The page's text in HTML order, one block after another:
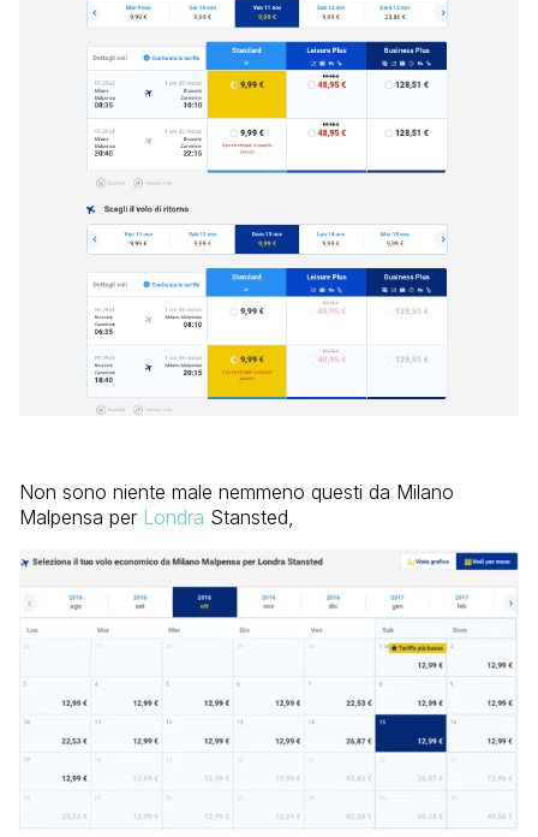
Non sono niente male nemmeno questi da Milano
Malpensa per Londra Stansted,